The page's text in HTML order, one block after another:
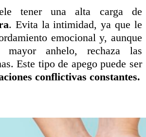
tener una alta carga de
. Evita la intimidad, ya que le
emocional y, aunque
anhelo, rechaza las
Este tipo de apego puede ser
conflictivas constantes.